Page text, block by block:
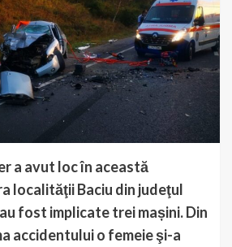
a avut loc în această
localităţii Baciu din judeţul
fost implicate trei mașini. Din
accidentului o femeie şi-a